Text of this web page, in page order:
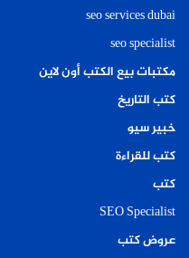
seo services dubai
seo specialist
مكتبات بيع الكتب أون لاين
كتب التاريخ
خبير سيو
كتب للقراءة
كتب
SEO Specialist
عروض كتب